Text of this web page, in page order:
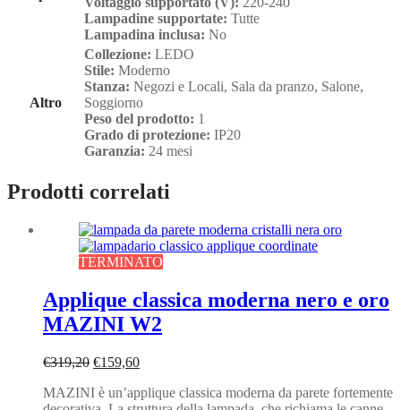
Lampadine supportate: Tutte
Lampadina inclusa: No
Altro
Collezione: LEDO
Stile: Moderno
Stanza: Negozi e Locali, Sala da pranzo, Salone,
Soggiorno
Peso del prodotto: 1
Grado di protezione: IP20
Garanzia: 24 mesi
Prodotti correlati
TERMINATO
Applique classica moderna nero e oro
MAZINI W2
€319,20 Il
originale
€159,60Il
attuale
MAZINI è un’applique classica moderna da parete fortemente